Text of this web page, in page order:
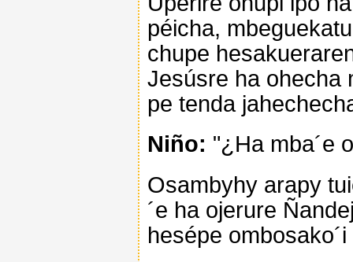
péicha,
chupe
Jesúsre ha ohecha
pe tenda
Niño: "¿Ha mba´e
Osambyhy arapy
´e ha ojerure
hesépe